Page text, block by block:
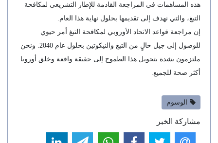
هذه المساهمات في المراجعة القادمة للإطار التشريعي لمكافحة
التبغ، والتي نهدف إلى تقديمها بحلول نهاية هذا العام.
إن مراجعة قواعد الاتحاد الأوروبي لمكافحة التبغ أمر حيوي
للوصول إلى جيل خالٍ من التبغ والنيكوتين بحلول عام 2040. ونحن
ملتزمون بشدة بتحويل هذا الطموح إلى حقيقة واقعة وخلق أوروبا
أكثر صحة للجميع.
الوسوم
مشاركة الخبر